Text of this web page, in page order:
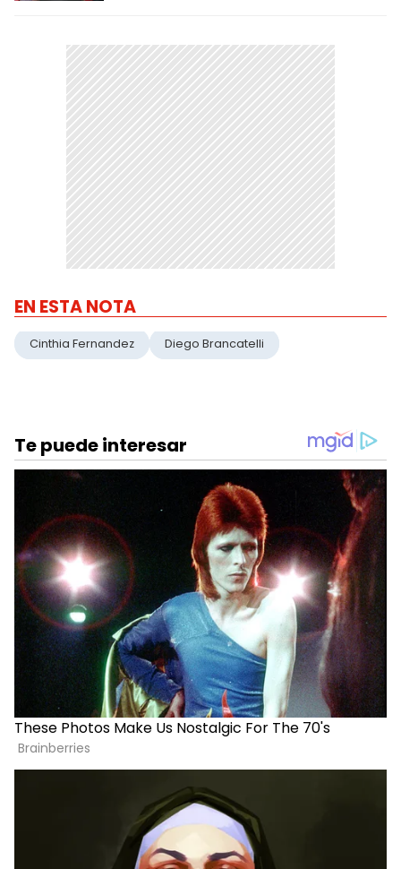
EN ESTA NOTA
Cinthia Fernandez Diego Brancatelli